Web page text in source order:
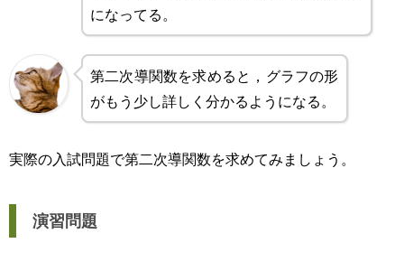
になってる。
第二次導関数を求めると，グラフの形
がもう少し詳しく分かるようになる。
実際の入試問題で第二次導関数を求めてみましょう。
演習問題